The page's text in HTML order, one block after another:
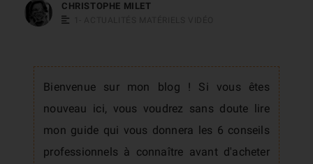
CHRISTOPHE MILET
Bienvenue sur mon blog ! Si vous êtes
nouveau ici, vous voudrez sans doute lire
mon guide qui vous donnera les 6 conseils
professionnels à connaître avant d'acheter